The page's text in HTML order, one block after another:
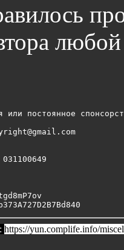
или постоянное
031100649
https://yun.complife.info/